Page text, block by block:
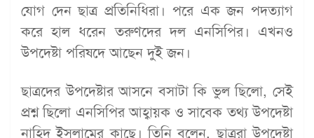
যোগ দেন ছাত্র প্রতিনিধিরা। পরে এক জন পদত্যাগ
করে হাল ধরেন তরুণদের দল এনসিপির। এখনও
উপদেষ্টা পরিষদে আছেন দুই জন।
ছাত্রদের উপদেষ্টার আসনে বসাটা কি ভুল ছিলো, সেই
প্রশ্ন ছিলো এনসিপির আহ্বায়ক ও সাবেক তথ্য উপদেষ্টা
নাহিদ ইসলামের কাছে। তিনি বলেন, ছাত্ররা উপদেষ্টা